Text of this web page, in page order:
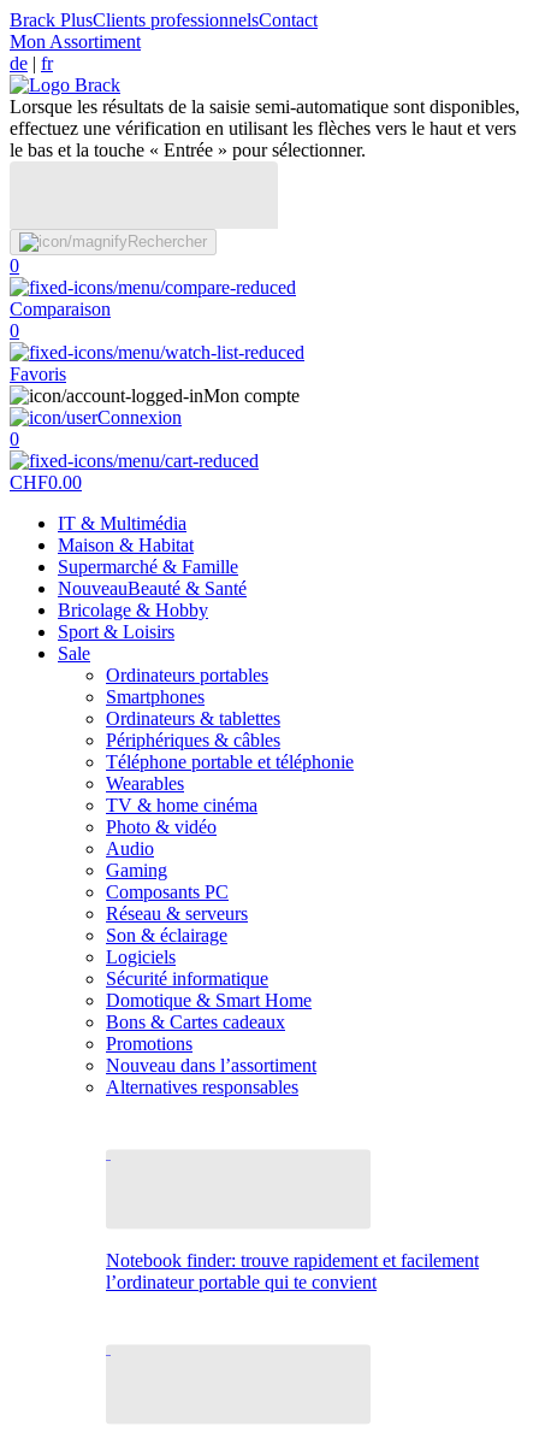
Brack PlusClients professionnelsContact
Mon Assortiment
de | fr
Lorsque les résultats de la saisie semi-automatique sont disponibles,
effectuez une vérification en utilisant les flèches vers le haut et vers
le bas et la touche « Entrée » pour sélectionner.
Rechercher
0
Comparaison
0
Favoris
Mon compte
Connexion
0
CHF0.00
IT & Multimédia
Maison & Habitat
Supermarché & Famille
NouveauBeauté & Santé
Bricolage & Hobby
Sport & Loisirs
Sale
Ordinateurs portables
Smartphones
Ordinateurs & tablettes
Périphériques & câbles
Téléphone portable et téléphonie
Wearables
TV & home cinéma
Photo & vidéo
Audio
Gaming
Composants PC
Réseau & serveurs
Son & éclairage
Logiciels
Sécurité informatique
Domotique & Smart Home
Bons & Cartes cadeaux
Promotions
Nouveau dans l’assortiment
Alternatives responsables
Notebook finder: trouve rapidement et facilement
l’ordinateur portable qui te convient